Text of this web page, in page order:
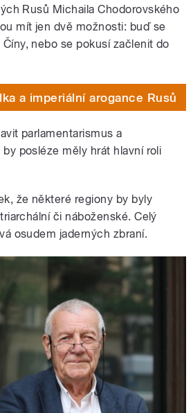
Rusů Michaila Chodorovského
mít jen dvě možnosti: buď se
nebo se pokusí začlenit do
a imperiální arogance Rusů
parlamentarismus a
posléze měly hrát hlavní roli
že některé regiony by byly
či náboženské. Celý
osudem jaderných zbraní.